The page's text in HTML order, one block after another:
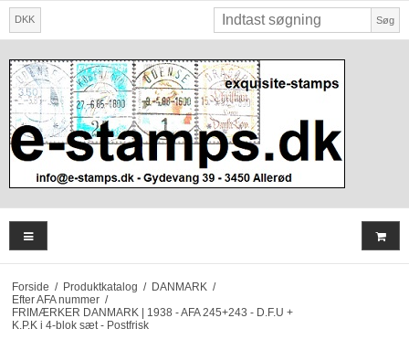
DKK Søg
Forside / Produktkatalog / DANMARK /
Efter AFA nummer /
FRIMÆRKER DANMARK | 1938 - AFA 245+243 - D.F.U +
K.P.K i 4-blok sæt - Postfrisk